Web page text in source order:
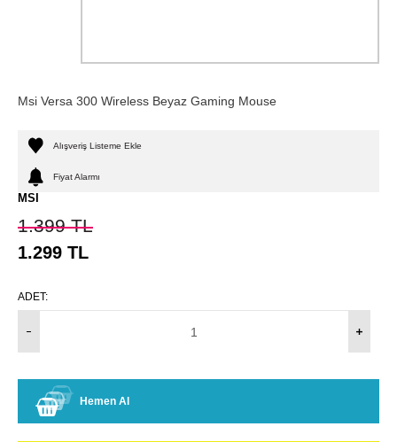
Msi Versa 300 Wireless Beyaz Gaming Mouse
Alışveriş Listeme Ekle
Fiyat Alarmı
MSI
1.399TL
1.299 TL
ADET:
Hemen Al